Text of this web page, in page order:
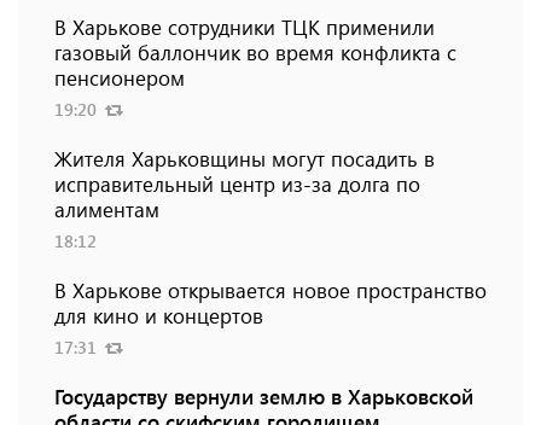
В Харькове сотрудники ТЦК применили
газовый баллончик во время конфликта с
пенсионером
19:20
Жителя Харьковщины могут посадить в
исправительный центр из-за долга по
алиментам
18:12
В Харькове открывается новое пространство
для кино и концертов
17:31
Государству вернули землю в Харьковской